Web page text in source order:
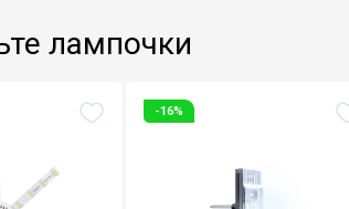
лампочки
-16%